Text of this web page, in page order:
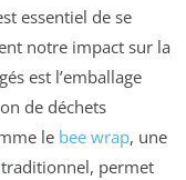
essentiel de se
notre impact sur la
est l’emballage
de déchets
le bee wrap, une
traditionnel, permet